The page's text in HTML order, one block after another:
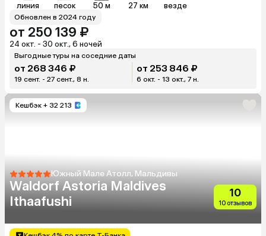
линия песок 50 м 27 км везде
Обновлен в 2024 году
от 250 139 ₽
24 окт. - 30 окт., 6 ночей
Выгодные туры на соседние даты
от 268 346 ₽
19 сент. - 27 сент., 8 н.
от 253 846 ₽
6 окт. - 13 окт., 7 н.
Кешбэк + 32 213
Южный Мале Атолл, Мальдивы
Waldorf Astoria Maldives
Ithaafushi
10
10 отзывов